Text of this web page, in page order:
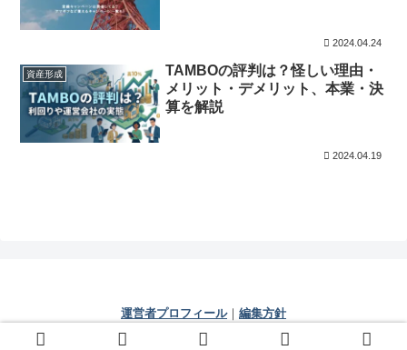
2024.04.24
資産形成
TAMBOの評判は？怪しい理由・
メリット・デメリット、本業・決
算を解説
2024.04.19
運営者プロフィール｜ 編集方針
© 2021 じぇいの人生相談室.